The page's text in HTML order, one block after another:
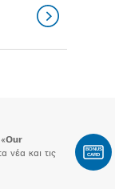
Our
νέα και τις
BONUS
CARD